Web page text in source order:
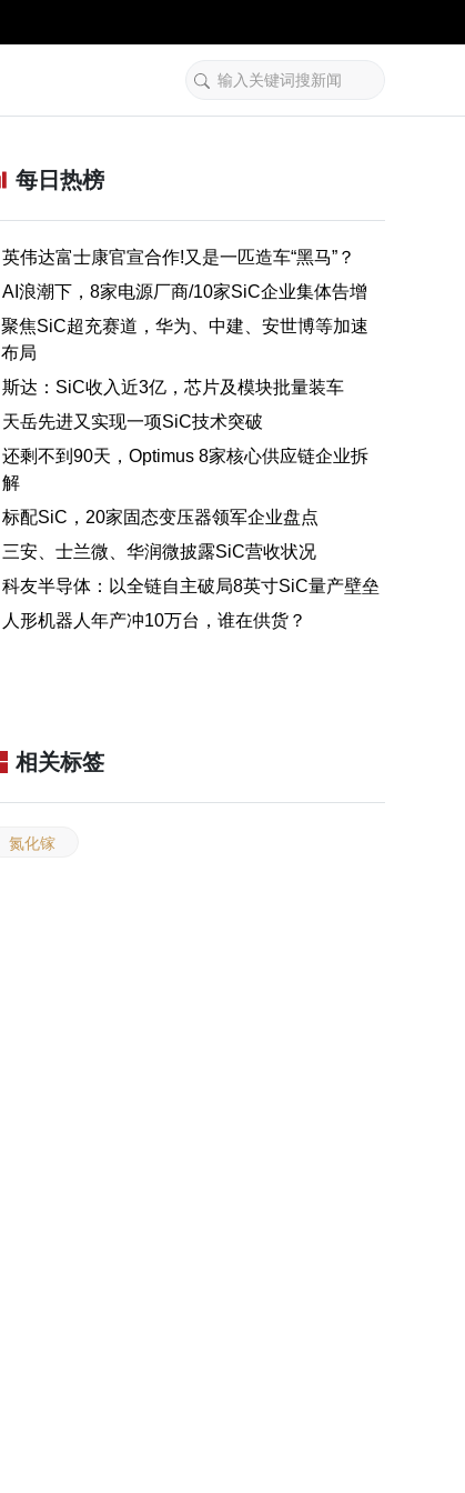
每日热榜
英伟达富士康官宣合作!又是一匹造车“黑马”？
AI浪潮下，8家电源厂商/10家SiC企业集体告增
聚焦SiC超充赛道，华为、中建、安世博等加速
布局
斯达：SiC收入近3亿，芯片及模块批量装车
天岳先进又实现一项SiC技术突破
还剩不到90天，Optimus 8家核心供应链企业拆
解
标配SiC，20家固态变压器领军企业盘点
三安、士兰微、华润微披露SiC营收状况
科友半导体：以全链自主破局8英寸SiC量产壁垒
人形机器人年产冲10万台，谁在供货？
相关标签
氮化镓